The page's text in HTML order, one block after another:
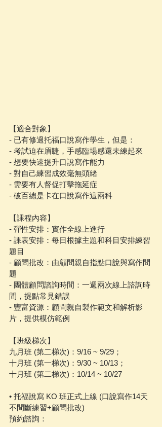
【適合對象】
- 已有修過托福口說寫作學生，但是：
- 考試迫在眉睫，手感臨場感還未練起來
- 想要快速提升口說寫作能力
- 對自己練習成效毫無頭緒
- 需要有人督促打擊拖延症
- 破百總是卡在口說寫作這兩科
【課程內容】
- 彈性安排：實作全線上進行
- 課表安排：每日根據主題和科目安排練習
題目
- 顧問批改：由顧問親自指點口說與寫作問
題
- 團體顧問諮詢時間：一週兩次線上諮詢時
間，提點常見錯誤
- 豐富資源：顧問親自製作範文和解析影
片，提供模仿範例
【班級梯次】
九月班 (第二梯次)：9/16 ~ 9/29；
十月班 (第一梯次)：9/30 ~ 10/13；
十月班 (第二梯次)：10/14 ~ 10/27
• 托福說寫 KO 班正式上線 (口說寫作14天
不間斷練習+顧問批改)
預約諮詢：